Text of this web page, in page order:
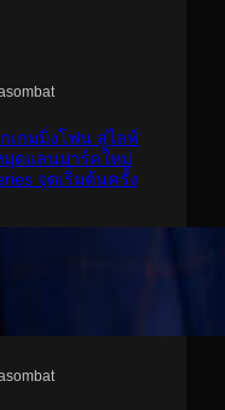
เกมมิ่งโฟน สู่ไลฟ์
ดแลนมาร์คใหม่
จุดเริ่มต้นครั้ง